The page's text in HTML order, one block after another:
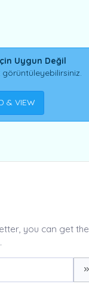
Uygun Değil
görüntüleyebilirsiniz.
& VIEW
you can get the